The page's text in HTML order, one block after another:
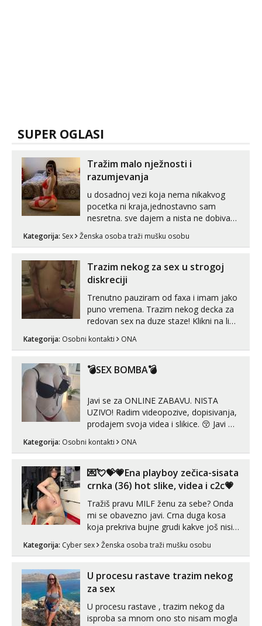
SUPER OGLASI
Tražim malo nježnosti i
razumjevanja
u dosadnoj vezi koja nema nikakvog
pocetka ni kraja,jednostavno sam
nesretna. sve dajem a nista ne dobivam
zadovoljiti moje potrebe,ne trazim puno
volim njezan seks i njezne poljupce po
tijelu koji me jako pale,obozavam kad
Kategorija: Sex Ženska osoba traži mušku osobu
Trazim nekog za sex u strogoj
diskreciji
Trenutno pauziram od faxa i imam jako
puno vremena. Trazim nekog decka za
redovan sex na duze staze! Klikni na link
Kategorija: Osobni kontakti ONA
💣SEX BOMBA💣
Javi se za ONLINE ZABAVU. NISTA
UZIVO! Radim videopozive, dopisivanja,
prodajem svoja videa i slikice. 😚 Javi mi
Telegram. +385 91 723 0045
Kategorija: Osobni kontakti ONA
💌💘💝💗Ena playboy zečica-sisata
crnka (36) hot slike, videa i c2c💗
Tražiš pravu MILF ženu za sebe? Onda
mi se obavezno javi. Crna duga kosa
koja prekriva bujne grudi kakve još nisi
vidio, čista ŠESTICA! A usne? O usnama
bolje da ni ne pričam. Prave pune usne
vjeruj mi, takve još nisi vidio. Uvijek sam
spremna za ONLOINE zabavu...
Kategorija: Cyber sex Ženska osoba traži mušku osobu
U procesu rastave trazim nekog
za sex
U procesu rastave , trazim nekog da
isproba sa mnom ono sto nisam mogla